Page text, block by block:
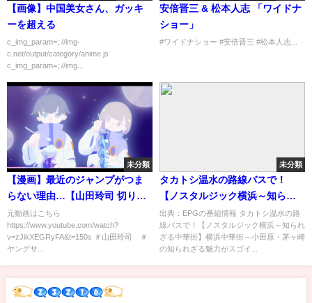
【画像】中国美女さん、ガッキ
ーを超える
c_img_param=; //img-
c.net/output/category/anime.js
c_img_param=; //img...
安倍晋三 & 松本人志 「ワイドナ
ショー」
#ワイドナショー #安倍晋三 #松本人志...
未分類
【漫画】最近のジャンプがつま
らない理由…【山田玲司 切り抜
き】
元動画はこちら
https://www.youtube.com/watch?
v=zJikXEGRyFA&t=150s ＃山田玲司 ＃
ヤングサ...
未分類
タカトシ温水の路線バスで！
【ノスタルジック横浜～知られ
ざる中華街】[字]…の番組内容解
析まとめ
出典：EPGの番組情報 タカトシ温水の路
線バスで！【ノスタルジック横浜～知られ
ざる中華街】横浜中華街～小田原・茅ヶ崎
の知られざる魅力がスゴイ...